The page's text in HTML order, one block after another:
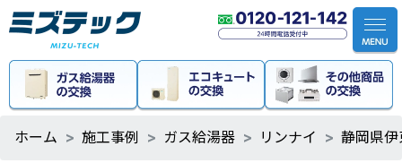
ホーム 施工事例 ガス給湯器 リンナイ 静岡県